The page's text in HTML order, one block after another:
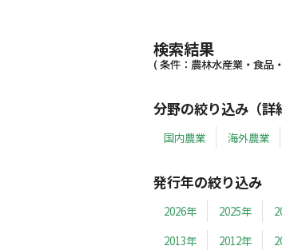
検索結果
( 条件：農林水産業・食品
分野の絞り込み（詳
国内農業 海外農業
発行年の絞り込み
2026年 2025年
2013年
2012年